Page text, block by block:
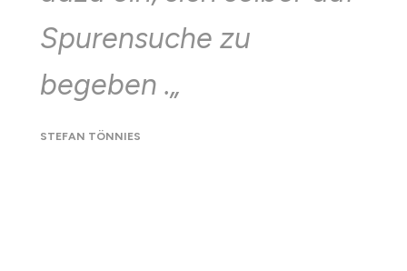
Spurensuche zu
begeben .„
STEFAN TÖNNIES